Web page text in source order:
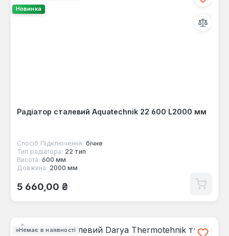
Новинка
Радіатор сталевий Aquatechnik 22 600 L2000 мм
Спосіб Підключення: бічне
Тип радіатора: 22 тип
Висота: 600 мм
Довжина: 2000 мм
Звичайна ціна:
5 660,00 ₴
Немає в наявності